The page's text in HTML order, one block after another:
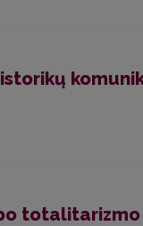
totalitarizmo